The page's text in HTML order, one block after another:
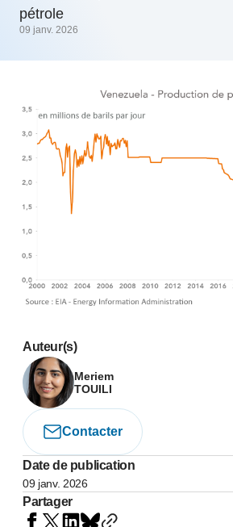
pétrole
09 janv. 2026
Auteur(s)
Meriem
TOUILI
Contacter
Date de publication
09 janv. 2026
Partager